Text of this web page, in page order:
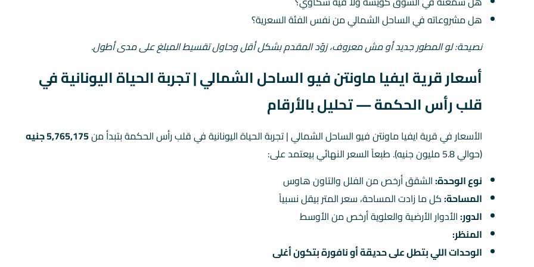
هل مشروعاته في الساحل الشمالي من نفس الفئة السعرية؟
نصيحة: لو المطور جديد أو مش معروف، زوّد المقدم بشكل أقل وحاول تقسيط المبلغ على مدى أطول.
أسعار قرية ايفيا ماونتن فيو الساحل الشمالي | تجربة الحياة اليونانية في
قلب رأس الحكمة — تحليل بالأرقام
الأسعار في قرية ايفيا ماونتن فيو الساحل الشمالي | تجربة الحياة اليونانية في قلب رأس الحكمة بتبدأ من5,765,175 جنيه
(حوالي 5.8 مليون جنيه). طبعاً السعر النهائي بيعتمد على:
نوع الوحدة:الشقق أرخص من الفلل والتاون هاوس
المساحة:كل ما زادت المساحة، سعر المتر بيقل نسبياً
الدور:الأدوار الأرضية والعلوية أرخص من الأوسط
المنظر:
الوحدات اللي بتطل على حديقة أو نافورة بتكون أغلى